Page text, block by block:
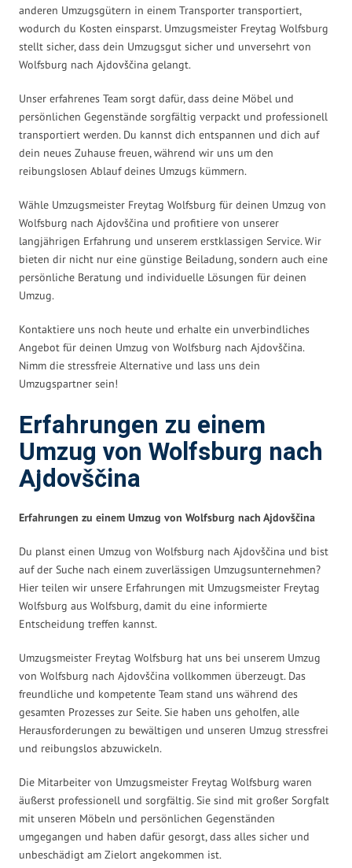
anderen Umzugsgütern in einem Transporter transportiert,
wodurch du Kosten einsparst. Umzugsmeister Freytag Wolfsburg
stellt sicher, dass dein Umzugsgut sicher und unversehrt von
Wolfsburg nach Ajdovščina gelangt.
Unser erfahrenes Team sorgt dafür, dass deine Möbel und
persönlichen Gegenstände sorgfältig verpackt und professionell
transportiert werden. Du kannst dich entspannen und dich auf
dein neues Zuhause freuen, während wir uns um den
reibungslosen Ablauf deines Umzugs kümmern.
Wähle Umzugsmeister Freytag Wolfsburg für deinen Umzug von
Wolfsburg nach Ajdovščina und profitiere von unserer
langjährigen Erfahrung und unserem erstklassigen Service. Wir
bieten dir nicht nur eine günstige Beiladung, sondern auch eine
persönliche Beratung und individuelle Lösungen für deinen
Umzug.
Kontaktiere uns noch heute und erhalte ein unverbindliches
Angebot für deinen Umzug von Wolfsburg nach Ajdovščina.
Nimm die stressfreie Alternative und lass uns dein
Umzugspartner sein!
Erfahrungen zu einem
Umzug von Wolfsburg nach
Ajdovščina
Erfahrungen zu einem Umzug von Wolfsburg nach Ajdovščina
Du planst einen Umzug von Wolfsburg nach Ajdovščina und bist
auf der Suche nach einem zuverlässigen Umzugsunternehmen?
Hier teilen wir unsere Erfahrungen mit Umzugsmeister Freytag
Wolfsburg aus Wolfsburg, damit du eine informierte
Entscheidung treffen kannst.
Umzugsmeister Freytag Wolfsburg hat uns bei unserem Umzug
von Wolfsburg nach Ajdovščina vollkommen überzeugt. Das
freundliche und kompetente Team stand uns während des
gesamten Prozesses zur Seite. Sie haben uns geholfen, alle
Herausforderungen zu bewältigen und unseren Umzug stressfrei
und reibungslos abzuwickeln.
Die Mitarbeiter von Umzugsmeister Freytag Wolfsburg waren
äußerst professionell und sorgfältig. Sie sind mit großer Sorgfalt
mit unseren Möbeln und persönlichen Gegenständen
umgegangen und haben dafür gesorgt, dass alles sicher und
unbeschädigt am Zielort angekommen ist.